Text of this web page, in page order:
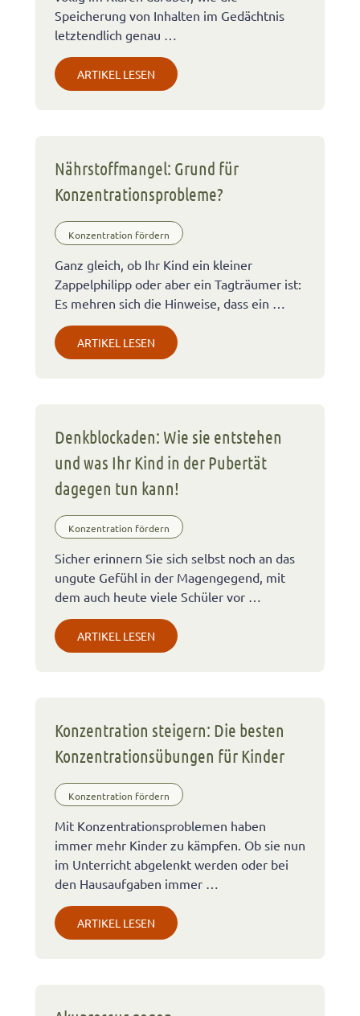
Speicherung von Inhalten im Gedächtnis
letztendlich genau …
ARTIKEL LESEN
Nährstoffmangel: Grund für
Konzentrationsprobleme?
Konzentration fördern
Ganz gleich, ob Ihr Kind ein kleiner
Zappelphilipp oder aber ein Tagträumer ist:
Es mehren sich die Hinweise, dass ein …
ARTIKEL LESEN
Denkblockaden: Wie sie entstehen
und was Ihr Kind in der Pubertät
dagegen tun kann!
Konzentration fördern
Sicher erinnern Sie sich selbst noch an das
ungute Gefühl in der Magengegend, mit
dem auch heute viele Schüler vor …
ARTIKEL LESEN
Konzentration steigern: Die besten
Konzentrationsübungen für Kinder
Konzentration fördern
Mit Konzentrationsproblemen haben
immer mehr Kinder zu kämpfen. Ob sie nun
im Unterricht abgelenkt werden oder bei
den Hausaufgaben immer …
ARTIKEL LESEN